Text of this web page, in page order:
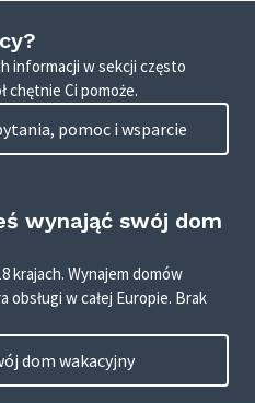
informacji w sekcji często
chętnie Ci pomoże.
pomoc i wsparcie
wynająć swój dom
krajach. Wynajem domów
obsługi w całej Europie. Brak
dom wakacyjny